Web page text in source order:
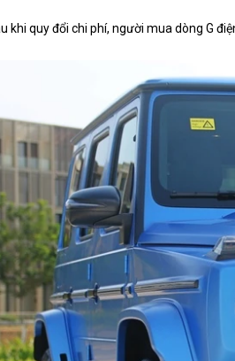
khi quy đổi chi phí, người mua dòng G